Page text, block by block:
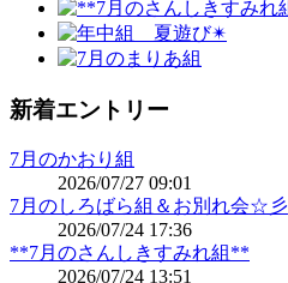
新着エントリー
7月のかおり組
2026/07/27 09:01
7月のしろばら組＆お別れ会☆彡
2026/07/24 17:36
**7月のさんしきすみれ組**
2026/07/24 13:51